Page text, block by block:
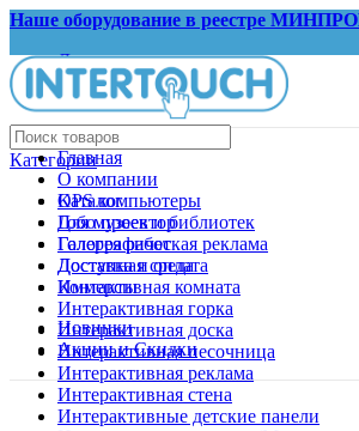
Наше оборудование в реестре
Документы
Запрос КП
Категории
OPS компьютеры
Гобо проектор
Голографическая реклама
Доступная среда
Иммерсивная комната
Интерактивная горка
Интерактивная доска
Интерактивная песочница
Интерактивная реклама
Интерактивная стена
Интерактивные детские панели
Главная
О компании
Каталог
Для музеев и библиотек
Галерея работ
Доставка и оплата
Контакты
Новинки
Акции и Скидки